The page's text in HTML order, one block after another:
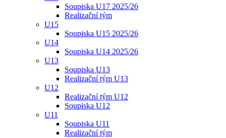
Soupiska U17 2025/26
Realizační tým
U15
Soupiska U15 2025/26
U14
Soupiska U14 2025/26
U13
Soupiska U13
Realizační tým U13
U12
Realizační tým U12
Soupiska U12
U11
Soupiska U11
Realizační tým